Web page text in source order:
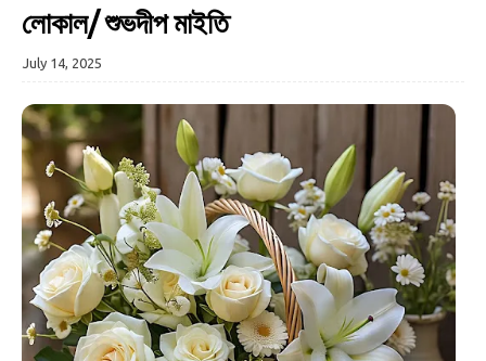
লোকাল/ শুভদীপ মাইতি
July 14, 2025